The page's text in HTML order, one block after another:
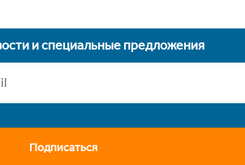
и специальные предложения
Подписаться